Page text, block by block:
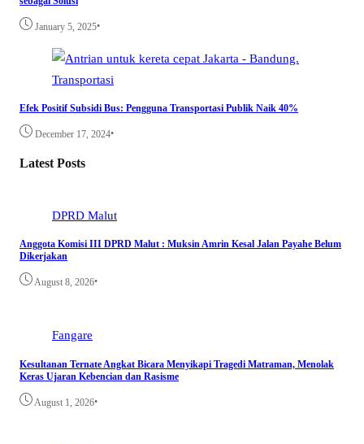
January 5, 2025•
Transportasi
Efek Positif Subsidi Bus: Pengguna Transportasi Publik Naik 40%
December 17, 2024•
Latest Posts
DPRD Malut
Anggota Komisi III DPRD Malut : Muksin Amrin Kesal Jalan Payahe Belum
Dikerjakan
August 8, 2026•
Fangare
Kesultanan Ternate Angkat Bicara Menyikapi Tragedi Matraman, Menolak
Keras Ujaran Kebencian dan Rasisme
August 1, 2026•